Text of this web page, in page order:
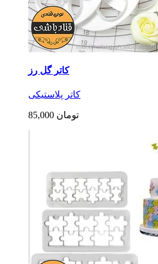
کاتر گل رز
کاتر پلاستیکی
85,000 تومان